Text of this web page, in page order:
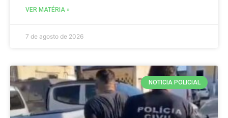
VER MATÉRIA »
7 de agosto de 2026
NOTICIA POLICIAL